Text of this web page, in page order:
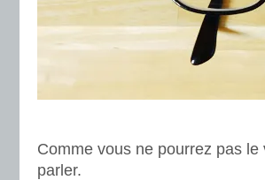
Comme vous ne pourrez pas
parler.